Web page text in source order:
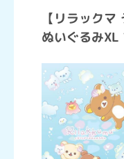
【リラック
ぬいぐるみXL